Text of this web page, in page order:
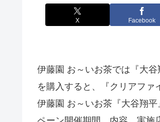
X Facebook
伊藤園 お～いお茶では『大
を購入すると、『クリアファ
伊藤園 お～いお茶『大谷翔